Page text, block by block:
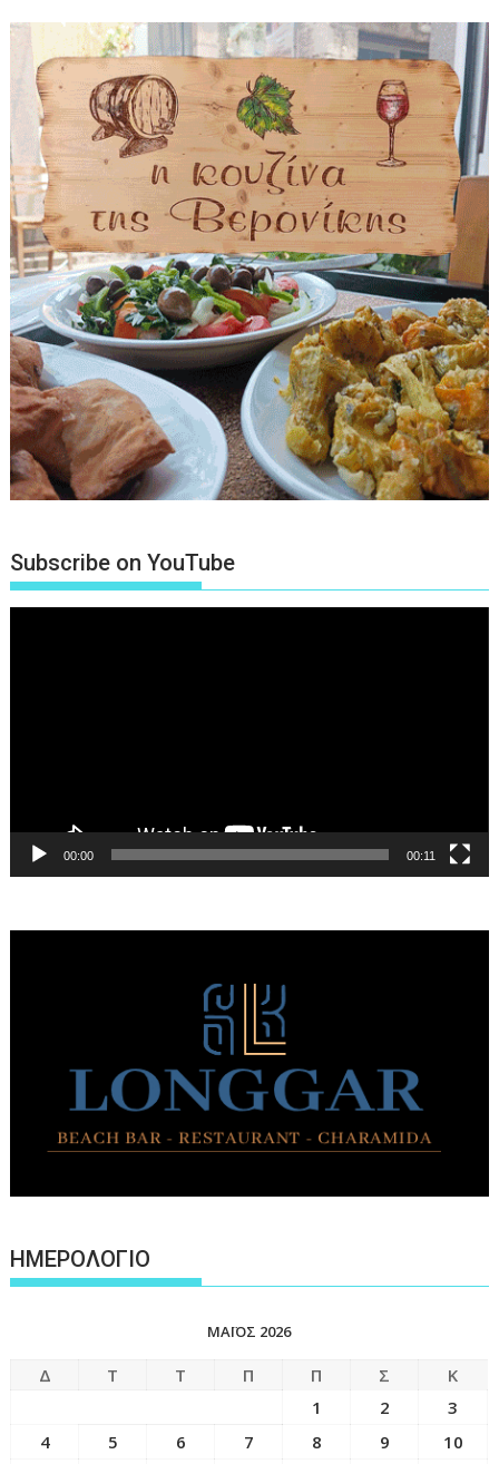
Subscribe on YouTube
00:00 00:11
ΗΜΕΡΟΛΟΓΙΟ
ΜΆΙΟΣ 2026
Δ Τ Τ Π Π Σ
Κ
1
2
3
4
5 6 7 8 9
10